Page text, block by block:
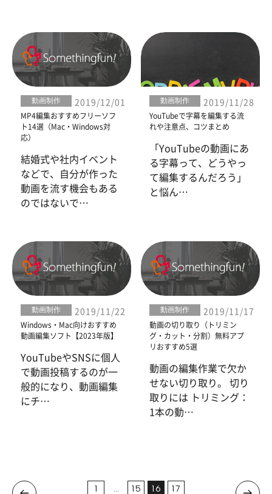
動画制作 2019/12/01
MP4編集おすすめフリーソフ
ト14選（Mac・Windows対
応）
結婚式や社内イベント
などで、自分が作った
動画を流す機会もある
のではないで…
動画制作 2019/11/28
YouTubeで字幕を編集する流
れや注意点、コツまとめ
「YouTubeの動画にあ
る字幕って、どうやっ
て編集するんだろう」
と悩ん…
動画制作 2019/11/22
Windows・Mac向けおすすめ
動画編集ソフト【2023年版】
YouTubeやSNSに個人
で動画投稿するのが一
般的になり、動画編集
にチ…
動画制作 2019/11/17
動画の切り取り（トリミン
グ・カット・分割）無料アプ
リおすすめ5選
動画の編集作業で欠か
せない切り取り。 切り
取りには トリミング：
1本の動…
1 … 15 16 17